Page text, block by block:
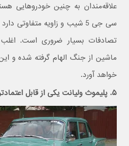
علاقه‌مندان به چنین خودروهایی
سی جی 5 شیب و زاویه متفاوتی
تصادفات بسیار ضروری است.
ماشین از جنگ الهام گرفته شده و
خواهد آورد.
۵. پلیموث ولیانت یکی از قابل اعتمادترین خودروهای آمریکایی